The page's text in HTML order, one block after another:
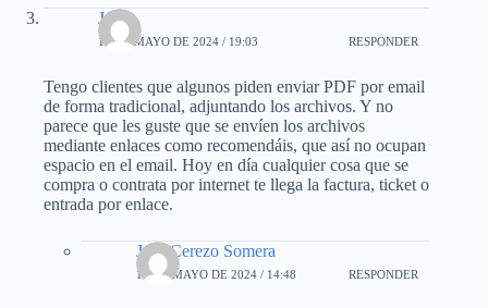
Julia
18 DE MAYO DE 2024 / 19:03 RESPONDER
Tengo clientes que algunos piden enviar PDF por email
de forma tradicional, adjuntando los archivos. Y no
parece que les guste que se envíen los archivos
mediante enlaces como recomendáis, que así no ocupan
espacio en el email. Hoy en día cualquier cosa que se
compra o contrata por internet te llega la factura, ticket o
entrada por enlace.
José Cerezo Somera
19 DE MAYO DE 2024 / 14:48 RESPONDER